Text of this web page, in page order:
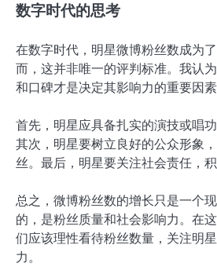
数字时代的思考
在数字时代，明星微博粉丝数成为
而，这并非唯一的评判标准。我认
和口碑才是决定其影响力的重要因素
首先，明星应具备扎实的演技或唱
其次，明星要树立良好的公众形象
丝。最后，明星要关注社会责任，积
总之，微博粉丝数的增长只是一个
的，是粉丝质量和社会影响力。在
们应该理性看待粉丝数量，关注明
力。